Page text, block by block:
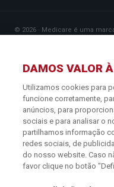
© 2026 · Medicare é uma
sede social em Rua
Parceiros
(chamada para a rede
Política de Cookies·
DAMOS VALOR
Utilizamos cookies para
funcione corretamente,
anúncios, para
sociais e para analisar o
partilhamos informação
redes sociais, de
do nosso website. Caso
favor clique no botão